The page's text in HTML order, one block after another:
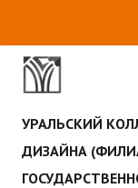
УРАЛЬСКИЙ
ДИЗАЙНА